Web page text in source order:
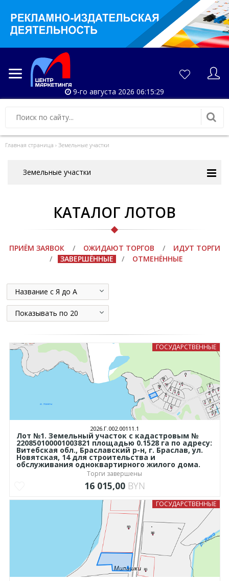
9-го августа 2026 06:15:30
Главная страница › Земельные участки
Земельные участки
КАТАЛОГ ЛОТОВ
ПРИЁМ ЗАЯВОК / ОЖИДАЮТ ТОРГОВ /
ИДУТ ТОРГИ
/
ЗАВЕРШЁННЫЕ / ОТМЕНЁННЫЕ
Название с Я до А
Показывать по 20
ГОСУДАРСТВЕННЫЕ
2026.Г.002.00111.1
Лот №1. Земельный участок с кадастровым №
220850100001003821 площадью 0.1528 га по адресу:
Витебская обл., Браславский р-н, г. Браслав, ул.
Новятская, 14 для строительства и
обслуживания одноквартирного жилого дома.
Торги завершены
16 015,00 BYN
ГОСУДАРСТВЕННЫЕ